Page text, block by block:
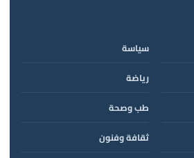
سياسة
رياضة
طب وصحة
ثقافة وفنون